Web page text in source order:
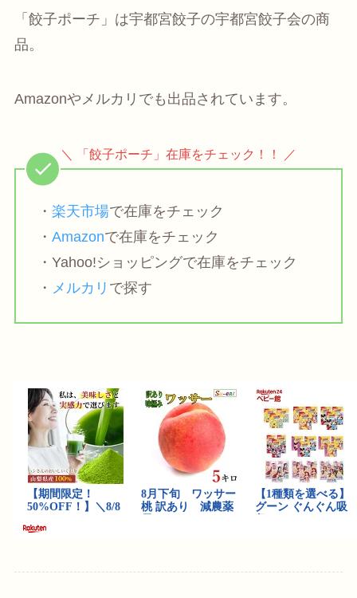
「餃子ポーチ」は宇都宮餃子の宇都宮餃子会の商
品。
Amazonやメルカリでも出品されています。
＼ 「餃子ポーチ」在庫をチェック！！ ／
・ 楽天市場で在庫をチェック
・ Amazonで在庫をチェック
・Yahoo!ショッピングで在庫をチェック
・ メルカリ で探す